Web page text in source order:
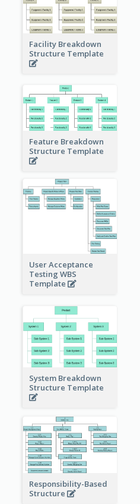
Facility Breakdown
Structure Template
Feature Breakdown
Structure Template
User Acceptance
Testing WBS
Template
System Breakdown
Structure Template
Responsibility-Based
Structure